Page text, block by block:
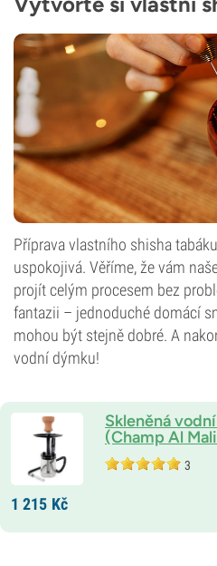
Příprava vlastního shisha
uspokojivá. Věříme, že vám
projít celým procesem bez
fantazii – jednoduché domácí
mohou být stejně dobré. A
vodní dýmku!
Skleněná
(Champ Al
3
1 215 Kč